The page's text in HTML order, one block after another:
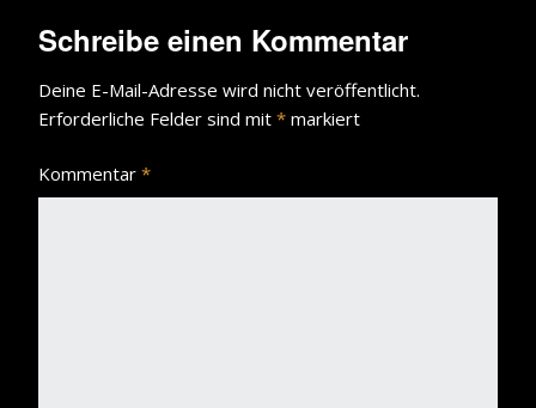
Schreibe einen Kommentar
Deine E-Mail-Adresse wird nicht veröffentlicht.
Erforderliche Felder sind mit * markiert
Kommentar *